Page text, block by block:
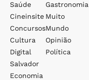
Saúde
Cineinsite
Concursos
Cultura
Digital
Salvador
Economia
Gastronomia
Muito
Mundo
Opinião
Política